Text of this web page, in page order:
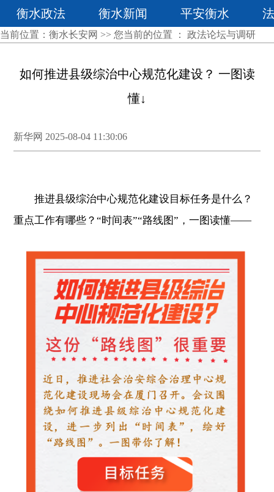
衡水政法 衡水新闻 平安衡水
当前位置： 衡水长安网 >> 您当前的位置 ： 政法论坛与调研
如何推进县级综治中心规范化建设？ 一图读
懂↓
新华网 2025-08-04 11:30:06
推进县级综治中心规范化建设目标任务是什么？
重点工作有哪些？“时间表”“路线图”，一图读懂——